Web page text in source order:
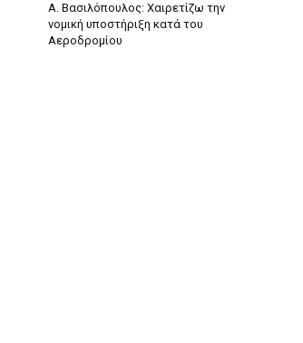
Α. Βασιλόπουλος: Χαιρετίζω την
νομική υποστήριξη κατά του
Αεροδρομίου